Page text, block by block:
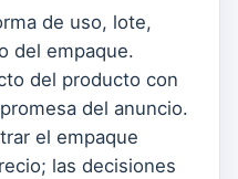
de uso, lote,
del empaque.
del producto con
del anuncio.
el empaque
las decisiones